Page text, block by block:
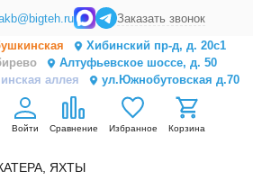
Заказать звонок
Хибинский пр-д, д. 20с1
Алтуфьевское шоссе, д. 50
аллея
ул.Южнобутовская д.70
Войти Сравнение Избранное Корзина
ЯХТЫ